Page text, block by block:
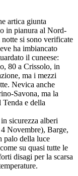
artica giunta
in pianura al Nord-
si sono verificate
ha imbiancato
il cuneese:
80 a Crissolo, in
ma i mezzi
Nevica anche
Savona, ma la
e della
sicurezza alberi
Novembre), Barge,
palo della luce
su quasi tutte le
disagi per la scarsa